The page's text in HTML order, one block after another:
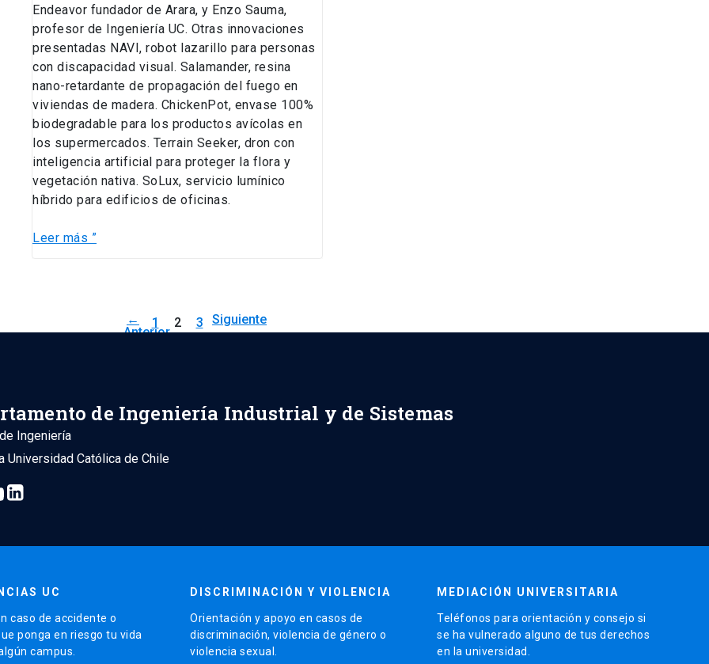
Endeavor fundador de Arara, y Enzo Sauma,
profesor de Ingeniería UC. Otras innovaciones
presentadas NAVI, robot lazarillo para personas
con discapacidad visual. Salamander, resina
nano-retardante de propagación del fuego en
viviendas de madera. ChickenPot, envase 100%
biodegradable para los productos avícolas en
los supermercados. Terrain Seeker, dron con
inteligencia artificial para proteger la flora y
vegetación nativa. SoLux, servicio lumínico
híbrido para edificios de oficinas.
Leer más ”
←
Anterior
1 2 3
Siguiente
→
de Ingeniería Industrial y de Sistemas
Ingeniería
Universidad Católica de Chile
UC
caso de accidente o
ponga en riesgo tu vida
campus.
DISCRIMINACIÓN Y VIOLENCIA
Orientación y apoyo en casos de
discriminación, violencia de género o
violencia sexual.
MEDIACIÓN UNIVERSITARIA
Teléfonos para orientación y consejo si
se ha vulnerado alguno de tus derechos
en la universidad.